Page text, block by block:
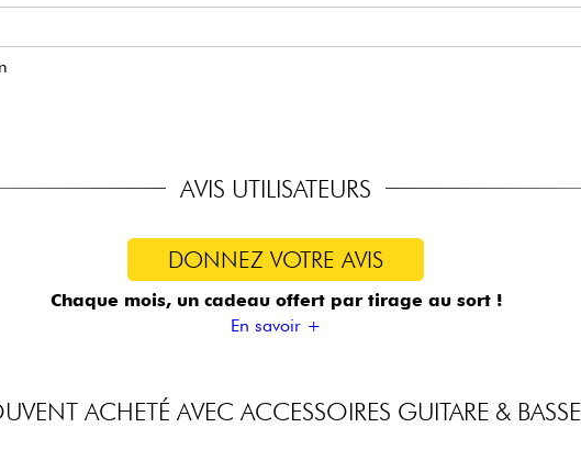
AVIS UTILISATEURS
DONNEZ VOTRE AVIS
Chaque mois, un cadeau offert par tirage au sort !
En savoir +
ACHETÉ AVEC ACCESSOIRES GUITARE & BASSE